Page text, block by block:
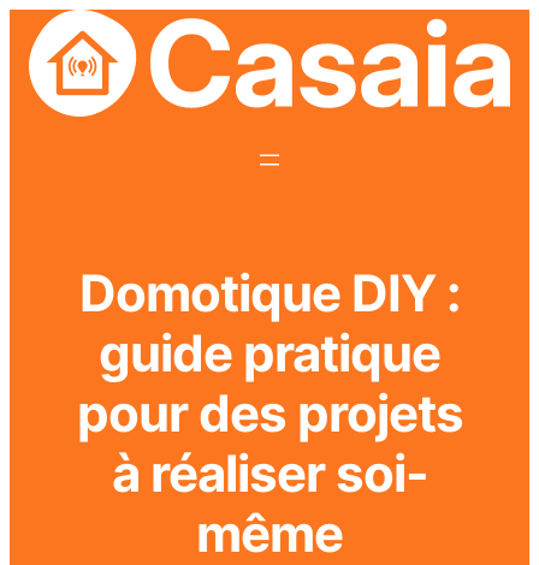
Domotique DIY :
guide pratique
pour des projets
à réaliser soi-
même